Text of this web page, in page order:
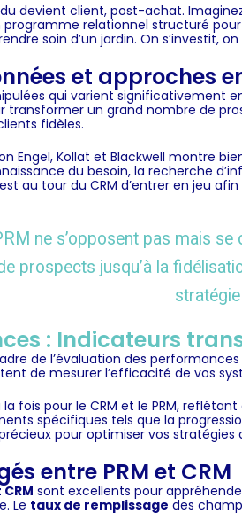
devient client, post-achat.
relationnel structuré
soin d’un jardin. On
et approches
qui varient significativement
transformer un grand nombre de
fidèles.
Engel, Kollat et Blackwell montre
du besoin, la recherche
au tour du CRM d’entrer en jeu
ne s’opposent pas mais
prospects jusqu’à la
: Indicateurs
de l’évaluation des performances
de mesurer l’efficacité de vos
la fois pour le CRM et le PRM,
spécifiques tels que la
pour optimiser vos
entre PRM et CRM
CRM sont excellents pour
Le taux de remplissage des